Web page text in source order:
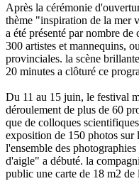
Après la cérémonie
thème "inspiration de la mer
a été présenté par nombre
300 artistes et mannequins,
provinciales. la scène
20 minutes a clôturé ce
Du 11 au 15 juin, le festival
déroulement de plus de 60
que de colloques
exposition de 150 photos sur
l'ensemble des
d'aigle" a débuté. la
public une carte de 18 m2 de